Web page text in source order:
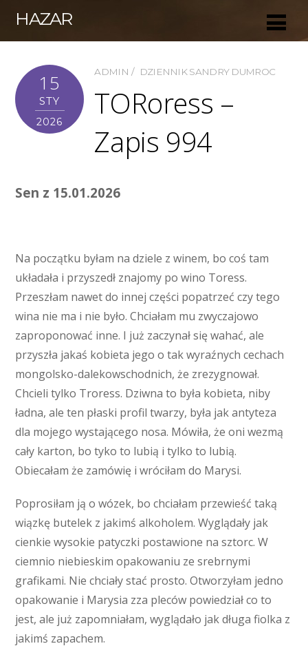
HAZAR
15
STY
2026
ADMIN DZIENNIK SANDRY DUMROC
TORoress –
Zapis 994
Sen z 15.01.2026
Na początku byłam na dziele z winem, bo coś tam
układała i przyszedł znajomy po wino Toress.
Przeszłam nawet do innej części popatrzeć czy tego
wina nie ma i nie było. Chciałam mu zwyczajowo
zaproponować inne. I już zaczynał się wahać, ale
przyszła jakaś kobieta jego o tak wyraźnych cechach
mongolsko-dalekowschodnich, że zrezygnował.
Chcieli tylko Troress. Dziwna to była kobieta, niby
ładna, ale ten płaski profil twarzy, była jak antyteza
dla mojego wystającego nosa. Mówiła, że oni wezmą
cały karton, bo tyko to lubią i tylko to lubią.
Obiecałam że zamówię i wróciłam do Marysi.
Poprosiłam ją o wózek, bo chciałam przewieść taką
wiązkę butelek z jakimś alkoholem. Wyglądały jak
cienkie wysokie patyczki postawione na sztorc. W
ciemnio niebieskim opakowaniu ze srebrnymi
grafikami. Nie chciały stać prosto. Otworzyłam jedno
opakowanie i Marysia zza pleców powiedział co to
jest, ale już zapomniałam, wyglądało jak długa fiolka z
jakimś zapachem.